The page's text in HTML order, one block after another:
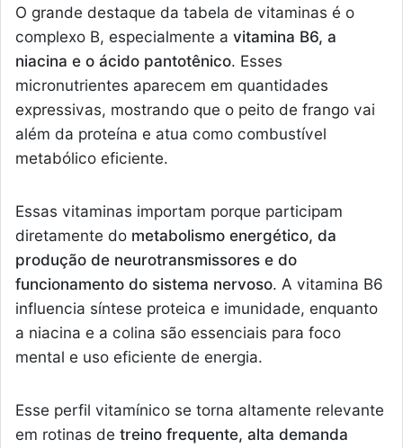
O grande destaque da tabela de vitaminas é o
complexo B, especialmente a vitamina B6, a
niacina e o ácido pantotênico. Esses
micronutrientes aparecem em quantidades
expressivas, mostrando que o peito de frango vai
além da proteína e atua como combustível
metabólico eficiente.
Essas vitaminas importam porque participam
diretamente do metabolismo energético, da
produção de neurotransmissores e do
funcionamento do sistema nervoso. A vitamina B6
influencia síntese proteica e imunidade, enquanto
a niacina e a colina são essenciais para foco
mental e uso eficiente de energia.
Esse perfil vitamínico se torna altamente relevante
em rotinas de treino frequente, alta demanda